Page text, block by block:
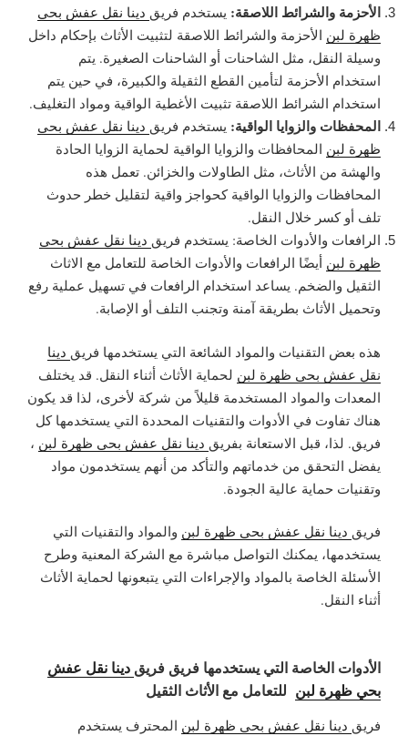
الأحزمة والشرائط اللاصقة: يستخدم فريق دينا نقل عفش بحي
ظهرة لبن الأحزمة والشرائط اللاصقة لتثبيت الأثاث بإحكام داخل
وسيلة النقل، مثل الشاحنات أو الشاحنات الصغيرة. يتم
استخدام الأحزمة لتأمين القطع الثقيلة والكبيرة، في حين يتم
استخدام الشرائط اللاصقة تثبيت الأغطية الواقية ومواد التغليف.
المحفظات والزوايا الواقية: يستخدم فريق دينا نقل عفش بحي
ظهرة لبن المحافظات والزوايا الواقية لحماية الزوايا الحادة
والهشة من الأثاث، مثل الطاولات والخزائن. تعمل هذه
المحافظات والزوايا الواقية كحواجز واقية لتقليل خطر حدوث
تلف أو كسر خلال النقل.
الرافعات والأدوات الخاصة: يستخدم فريق دينا نقل عفش بحي
ظهرة لبن أيضًا الرافعات والأدوات الخاصة للتعامل مع الاثاث
الثقيل والضخم. يساعد استخدام الرافعات في تسهيل عملية رفع
وتحميل الأثاث بطريقة آمنة وتجنب التلف أو الإصابة.
هذه بعض التقنيات والمواد الشائعة التي يستخدمها فريق دينا
نقل عفش بحي ظهرة لبن لحماية الأثاث أثناء النقل. قد يختلف
المعدات والمواد المستخدمة قليلاً من شركة لأخرى، لذا قد يكون
هناك تفاوت في الأدوات والتقنيات المحددة التي يستخدمها كل
فريق. لذا، قبل الاستعانة بفريق دينا نقل عفش بحي ظهرة لبن ،
يفضل التحقق من خدماتهم والتأكد من أنهم يستخدمون مواد
وتقنيات حماية عالية الجودة.
فريق دينا نقل عفش بحي ظهرة لبن والمواد والتقنيات التي
يستخدمها، يمكنك التواصل مباشرة مع الشركة المعنية وطرح
الأسئلة الخاصة بالمواد والإجراءات التي يتبعونها لحماية الأثاث
أثناء النقل.
الأدوات الخاصة التي يستخدمها فريق فريق دينا نقل عفش
بحي ظهرة لبن للتعامل مع الأثاث الثقيل
فريق دينا نقل عفش بحي ظهرة لبن المحترف يستخدم